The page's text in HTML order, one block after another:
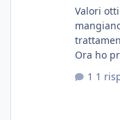
Valori
Ora ho
sostanza
1